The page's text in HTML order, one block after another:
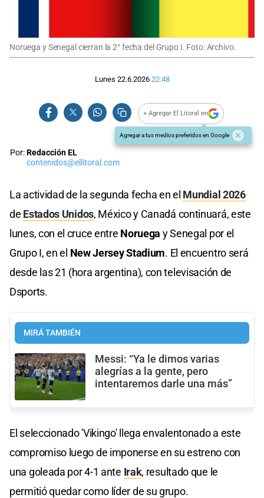
Noruega y Senegal cierran la 2° fecha del Grupo I. Foto: Archivo.
Lunes 22.6.2026 22:48
+ Agregar El Litoral en
Agregar a tus medios preferidos en Google
Por:Redacción EL
contenidos@ellitoral.com
La actividad de la segunda fecha en el Mundial 2026
de Estados Unidos, México y Canadá continuará, este
lunes, con el cruce entre Noruega y Senegal por el
Grupo I, en el New Jersey Stadium. El encuentro será
desde las 21 (hora argentina), con televisación de
Dsports.
MIRÁ TAMBIÉN
Messi: “Ya le dimos varias
alegrías a la gente, pero
intentaremos darle una más”
El seleccionado 'Vikingo' llega envalentonado a este
compromiso luego de imponerse en su estreno con
una goleada por 4-1 ante Irak, resultado que le
permitió quedar como líder de su grupo.